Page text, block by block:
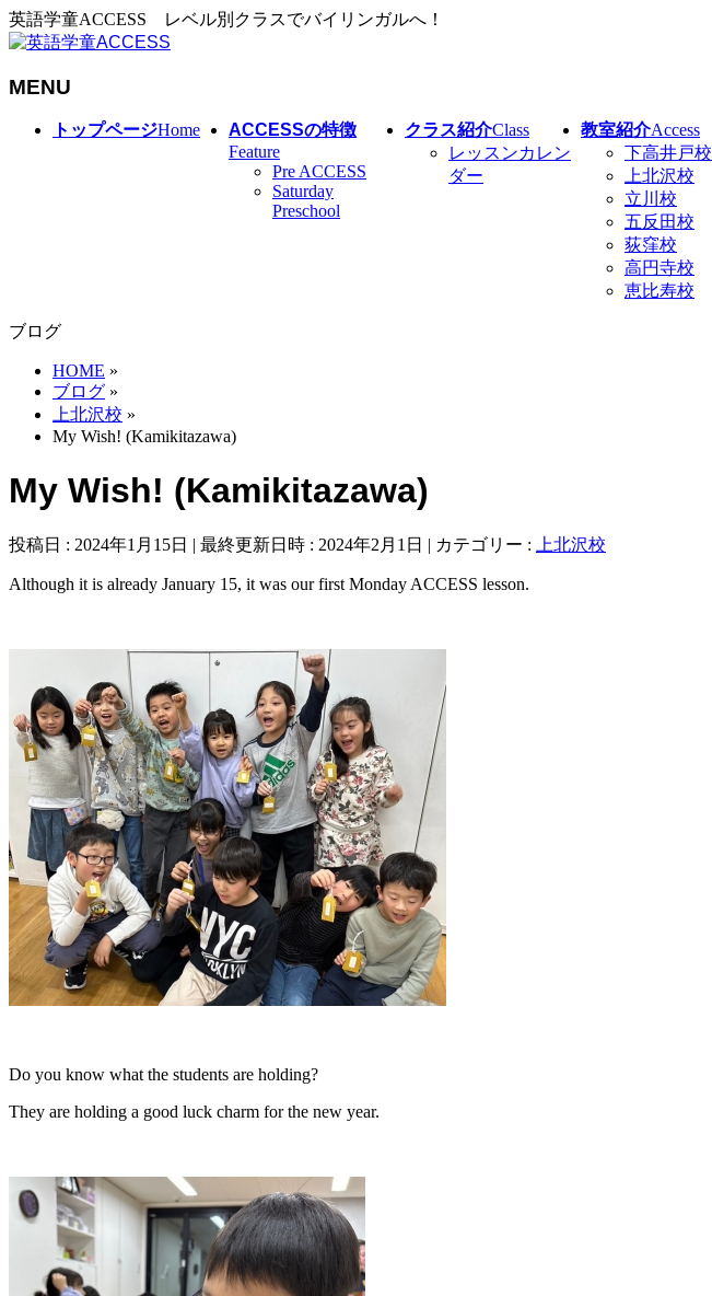
英語学童ACCESS レベル別クラスでバイリンガルへ！
MENU
トップページHome
ACCESSの特徴
Feature
Pre ACCESS
Saturday
Preschool
クラス紹介Class
レッスンカレン
ダー
教室紹介Access
下高井戸校
上北沢校
立川校
五反田校
荻窪校
高円寺校
恵比寿校
ブログ
HOME »
ブログ »
上北沢校 »
My Wish! (Kamikitazawa)
My Wish! (Kamikitazawa)
投稿日 : 2024年1月15日 最終更新日時 : 2024年2月1日 カテゴリー : 上北沢校
Although it is already January 15, it was our first Monday ACCESS lesson.
Do you know what the students are holding?
They are holding a good luck charm for the new year.